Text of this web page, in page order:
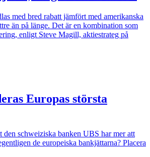
med bred rabatt jämfört med amerikanska
än på länge. Det är en kombination som
enligt Steve Magill, aktiestrateg på
Europas största
den schweiziska banken UBS har mer att
de europeiska bankjättarna? Placera